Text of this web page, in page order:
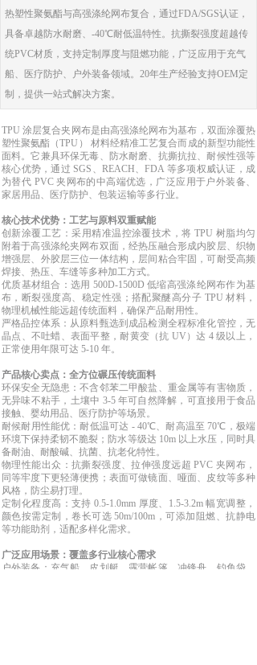
热塑性聚氨酯与高强涤纶网布复合，通过FDA/SGS认证，
具备卓越防水耐磨、-40℃耐低温特性。抗撕裂强度超越传
统PVC材质，支持定制厚度与阻燃功能，广泛应用于充气
船、医疗防护、户外装备领域。20年生产经验支持OEM定
制，提供一站式解决方案。
TPU 涂层复合夹网布是由高强涤纶网布为基布，双面涂覆热
塑性聚氨酯（TPU） 材料经精准工艺复合而成的新型功能性
面料。它兼具环保无毒、防水耐磨、抗撕抗拉、耐候性强等
核心优势，通过 SGS、REACH、FDA 等多项权威认证，成
为替代 PVC 夹网布的中高端优选，广泛应用于户外装备、
家居用品、医疗防护、包装运输等多行业。
核心技术优势：工艺与原料双重赋能
创新涂覆工艺：采用精准温控涂覆技术，将 TPU 树脂均匀
附着于高强涤纶夹网布双面，经热压融合形成内胶层、织物
增强层、外胶层三位一体结构，层间粘合牢固，可耐受高频
焊接、热压、车缝等多种加工方式。
优质基材组合：选用 500D-1500D 低缩高强涤纶网布作为基
布，断裂强度高、稳定性强；搭配聚醚高分子 TPU 材料，
物理机械性能远超传统面料，确保产品耐用性。
严格品控体系：从原料甄选到成品检测全程标准化管控，无
晶点、不吐蜡、表面平整，耐黄变（抗 UV）达 4 级以上，
正常使用年限可达 5-10 年。
产品核心卖点：全方位碾压传统面料
环保安全无隐患：不含邻苯二甲酸盐、重金属等有害物质，
无异味不粘手，土壤中 3-5 年可自然降解，可直接用于食品
接触、婴幼用品、医疗防护等场景。
耐候耐用性能优：耐低温可达 - 40℃、耐高温至 70℃，极端
环境下保持柔韧不脆裂；防水等级达 10m 以上水压，同时具
备耐油、耐酸碱、抗菌、抗老化特性。
物理性能出众：抗撕裂强度、拉伸强度远超 PVC 夹网布，
同等牢度下更轻薄便携；表面可做镜面、哑面、皮纹等多种
风格，防尘易打理。
定制化程度高：支持 0.5-1.0mm 厚度、1.5-3.2m 幅宽调整，
颜色按需定制，卷长可选 50m/100m，可添加阻燃、抗静电
等功能助剂，适配多样化需求。
广泛应用场景：覆盖多行业核心需求
户外装备：充气船、皮划艇、露营帐篷、冲锋舟、钓鱼袋、